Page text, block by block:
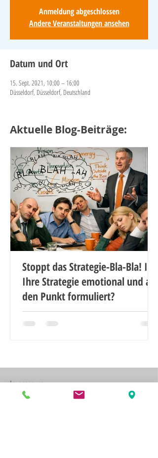
Anmeldung abgeschlossen
Andere Veranstaltungen ansehen
Datum und Ort
15. Sept. 2021, 10:00 – 16:00
Düsseldorf, Düsseldorf, Deutschland
Aktuelle Blog-Beiträge:
Stoppt das Strategie-Bla-Bla! Ist
Ihre Strategie emotional und auf
den Punkt formuliert?
Impressum